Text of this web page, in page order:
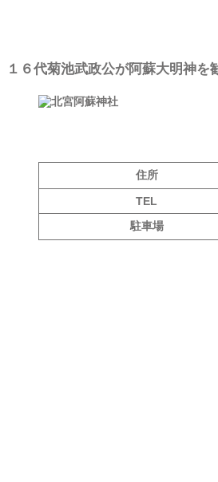
１６代菊池武政公が阿蘇大明神
住所
TEL
駐車場